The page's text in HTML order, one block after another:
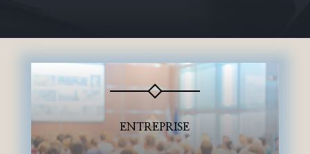
ENTREPRISE